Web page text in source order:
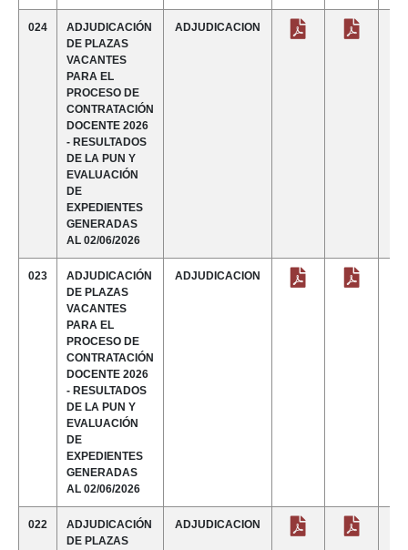
024
ADJUDICACIÓN
DE PLAZAS
VACANTES
PARA EL
PROCESO DE
CONTRATACIÓN
DOCENTE 2026
- RESULTADOS
DE LA PUN Y
EVALUACIÓN
DE
EXPEDIENTES
GENERADAS
AL 02/06/2026
ADJUDICACION
023
ADJUDICACIÓN
DE PLAZAS
VACANTES
PARA EL
PROCESO DE
CONTRATACIÓN
DOCENTE 2026
- RESULTADOS
DE LA PUN Y
EVALUACIÓN
DE
EXPEDIENTES
GENERADAS
AL 02/06/2026
ADJUDICACION
022
ADJUDICACIÓN
DE PLAZAS
ADJUDICACION